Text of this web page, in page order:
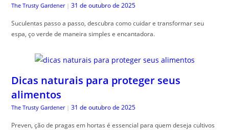
The Trusty Gardener | 31 de outubro de 2025
Suculentas passo a passo, descubra como cuidar e transformar seu
espa, ço verde de maneira simples e encantadora.
Dicas naturais para proteger seus
alimentos
The Trusty Gardener | 31 de outubro de 2025
Preven, ção de pragas em hortas é essencial para quem deseja cultivos